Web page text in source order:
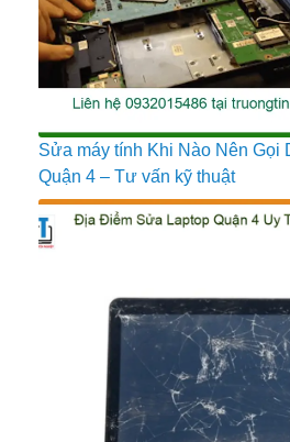
Sửa máy tính Khi Nào Nên Gọi
Quận 4 – Tư vấn kỹ thuật